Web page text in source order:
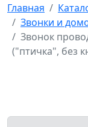
Главная
Звонки и
Звонок
("птичка", без